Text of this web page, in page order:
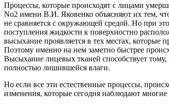
Процессы, которые происходят с лицами
No2 имени В.И. Яковенко объясняют их тем,
не сравняется с окружающей средой. Но при
поступления жидкости к поверхностно
высыхание проявляется в тех местах,
Поэтому именно на нем заметно быстрее
Высыхание лицевых тканей способствует
полностью лишившейся влаги.
Но если все эти естественные процессы,
изменения, которые сегодня наблюдают